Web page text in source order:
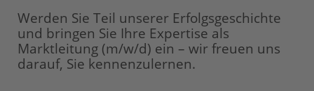
Werden Sie Teil unserer Erfolgsgeschichte
und bringen Sie Ihre Expertise als
Marktleitung (m/w/d) ein – wir freuen uns
darauf, Sie kennenzulernen.